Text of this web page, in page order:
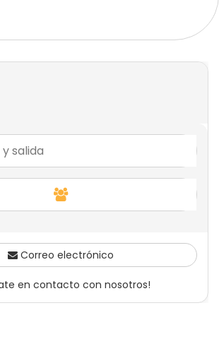
Correo electrónico
en contacto con nosotros!